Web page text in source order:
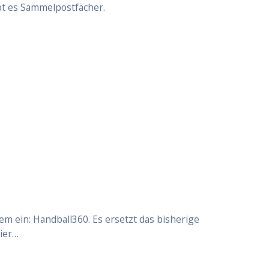
es Sammelpostfächer.
ein: Handball360. Es ersetzt das bisherige